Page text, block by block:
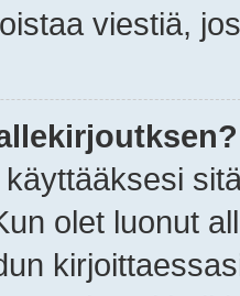
viestiä,
olet luonut